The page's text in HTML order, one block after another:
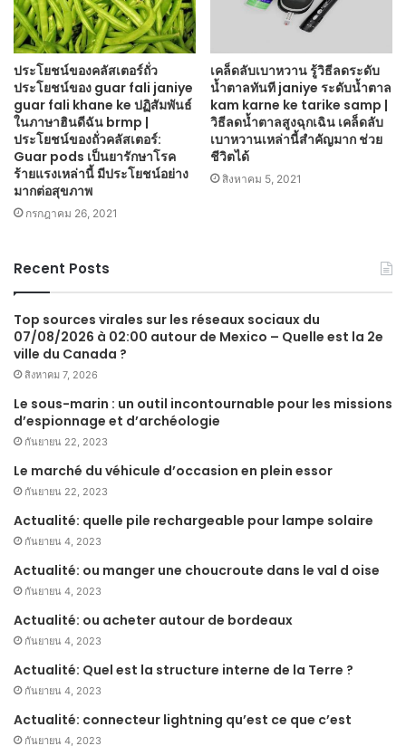
ประโยชน์ของคลัสเตอร์ถั่ว
ประโยชน์ของ guar fali janiye
guar fali khane ke ปฏิสัมพันธ์
ในภาษาฮินดีฉัน brmp |
ประโยชน์ของถั่วคลัสเตอร์:
Guar pods เป็นยารักษาโรค
ร้ายแรงเหล่านี้ มีประโยชน์อย่าง
มากต่อสุขภาพ
กรกฎาคม 26, 2021
เคล็ดลับเบาหวาน รู้วิธีลดระดับ
น้ำตาลทันที janiye ระดับน้ำตาล
kam karne ke tarike samp |
วิธีลดน้ำตาลสูงฉุกเฉิน เคล็ดลับ
เบาหวานเหล่านี้สำคัญมาก ช่วย
ชีวิตได้
สิงหาคม 5, 2021
Recent Posts
Top sources virales sur les réseaux sociaux du
07/08/2026 à 02:00 autour de Mexico – Quelle est la 2e
ville du Canada ?
สิงหาคม 7, 2026
Le sous-marin : un outil incontournable pour les missions
d’espionnage et d’archéologie
กันยายน 22, 2023
Le marché du véhicule d’occasion en plein essor
กันยายน 22, 2023
Actualité: quelle pile rechargeable pour lampe solaire
กันยายน 4, 2023
Actualité: ou manger une choucroute dans le val d oise
กันยายน 4, 2023
Actualité: ou acheter autour de bordeaux
กันยายน 4, 2023
Actualité: Quel est la structure interne de la Terre ?
กันยายน 4, 2023
Actualité: connecteur lightning qu’est ce que c’est
กันยายน 4, 2023